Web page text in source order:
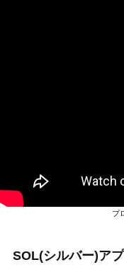
Copilot＋PC対象機種：S1365/
プ
SOL(シルバー)ア